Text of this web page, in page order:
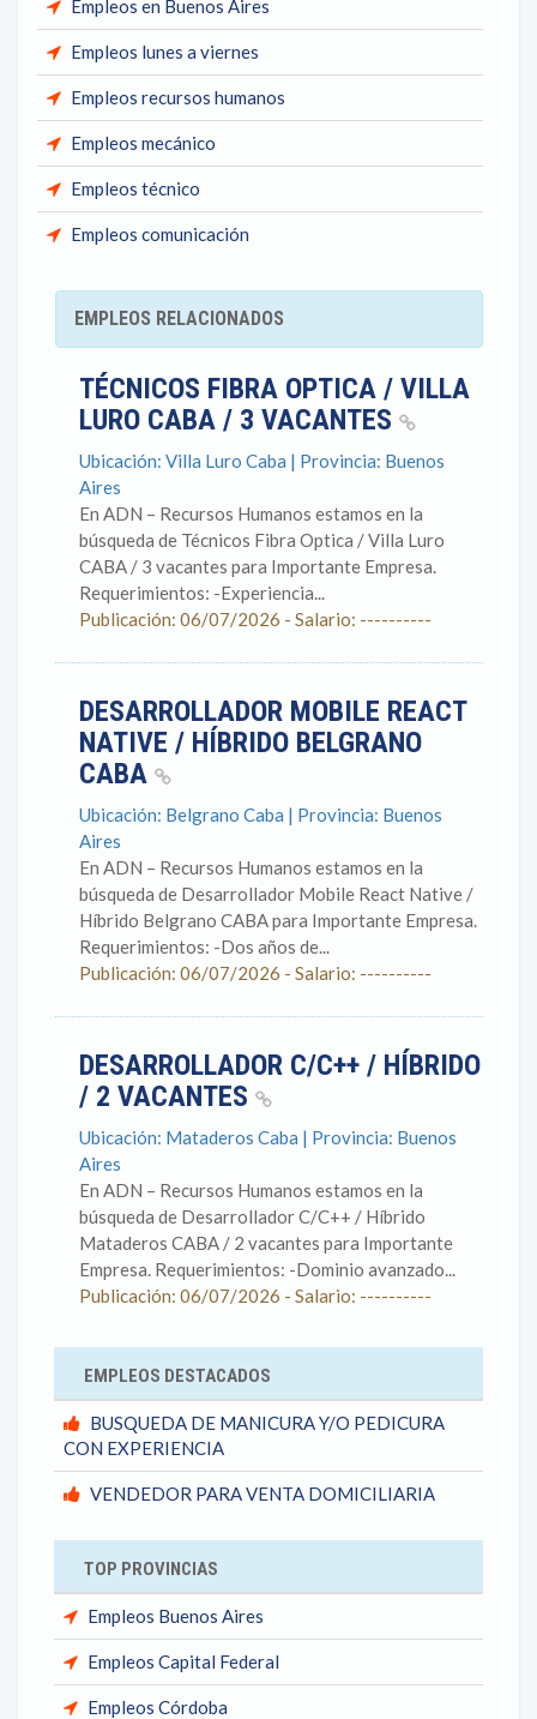
Empleos en Buenos Aires
Empleos lunes a viernes
Empleos recursos humanos
Empleos mecánico
Empleos técnico
Empleos comunicación
EMPLEOS RELACIONADOS
TÉCNICOS FIBRA OPTICA / VILLA
LURO CABA / 3 VACANTES
Ubicación: Villa Luro Caba | Provincia: Buenos
Aires
En ADN – Recursos Humanos estamos en la
búsqueda de Técnicos Fibra Optica / Villa Luro
CABA / 3 vacantes para Importante Empresa.
Requerimientos: -Experiencia...
Publicación: 06/07/2026 - Salario: ----------
DESARROLLADOR MOBILE REACT
NATIVE / HÍBRIDO BELGRANO
CABA
Ubicación: Belgrano Caba | Provincia: Buenos
Aires
En ADN – Recursos Humanos estamos en la
búsqueda de Desarrollador Mobile React Native /
Híbrido Belgrano CABA para Importante Empresa.
Requerimientos: -Dos años de...
Publicación: 06/07/2026 - Salario: ----------
DESARROLLADOR C/C++ / HÍBRIDO
/ 2 VACANTES
Ubicación: Mataderos Caba | Provincia: Buenos
Aires
En ADN – Recursos Humanos estamos en la
búsqueda de Desarrollador C/C++ / Híbrido
Mataderos CABA / 2 vacantes para Importante
Empresa. Requerimientos: -Dominio avanzado...
Publicación: 06/07/2026 - Salario: ----------
EMPLEOS DESTACADOS
BUSQUEDA DE MANICURA Y/O PEDICURA
CON EXPERIENCIA
VENDEDOR PARA VENTA DOMICILIARIA
TOP PROVINCIAS
Empleos Buenos Aires
Empleos Capital Federal
Empleos Córdoba